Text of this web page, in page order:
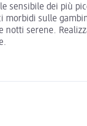
sensibile dei più
sulle
serene.